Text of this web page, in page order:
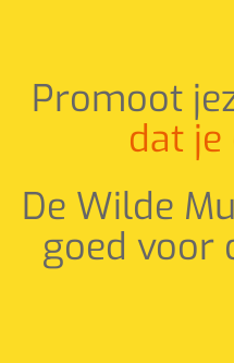
Promoot
dat je
De Wilde
goed voor